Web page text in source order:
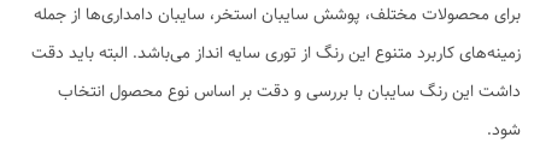
برای محصولات مختلف، پوشش سایبان استخر، سایبان دامداری‌ها از جمله
زمینه‌های کاربرد متنوع این رنگ از توری سایه انداز می‌باشد. البته باید دقت
داشت این رنگ سایبان با بررسی و دقت بر اساس نوع محصول انتخاب
شود.